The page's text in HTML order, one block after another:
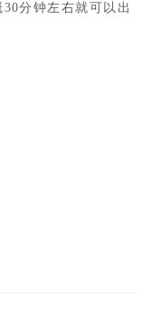
30分钟左右就可以出